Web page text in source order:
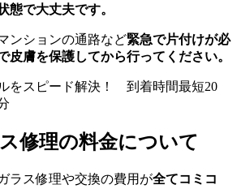
態で大丈夫です。
ンションの通路など緊急で片付けが必
皮膚を保護してから行ってください。
修理の料金について
ラス修理や交換の費用が全てコミコ